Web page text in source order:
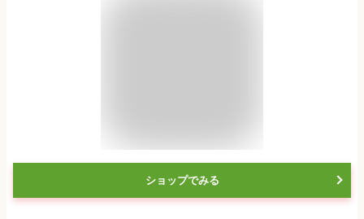
ショップでみる